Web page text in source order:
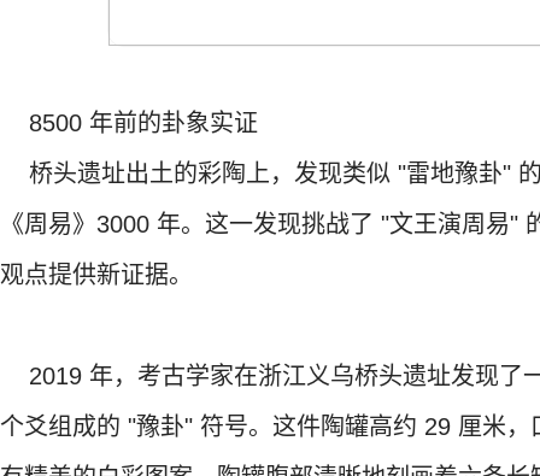
8500 年前的卦象实证
桥头遗址出土的彩陶上，发现类似 "雷地豫卦"
《周易》3000 年。这一发现挑战了 "文王演周易
观点提供新证据。
2019 年，考古学家在浙江义乌桥头遗址发现了
个爻组成的 "豫卦" 符号。这件陶罐高约 29 厘米